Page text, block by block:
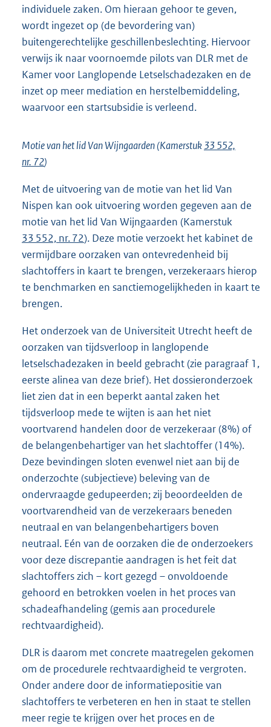
individuele zaken. Om hieraan gehoor te geven,
wordt ingezet op (de bevordering van)
buitengerechtelijke geschillenbeslechting. Hiervoor
verwijs ik naar voornoemde pilots van DLR met de
Kamer voor Langlopende Letselschadezaken en de
inzet op meer mediation en herstelbemiddeling,
waarvoor een startsubsidie is verleend.
Motie van het lid Van Wijngaarden (Kamerstuk33 552,
nr. 72)
Met de uitvoering van de motie van het lid Van
Nispen kan ook uitvoering worden gegeven aan de
motie van het lid Van Wijngaarden (Kamerstuk
33 552, nr. 72). Deze motie verzoekt het kabinet de
vermijdbare oorzaken van ontevredenheid bij
slachtoffers in kaart te brengen, verzekeraars hierop
te benchmarken en sanctiemogelijkheden in kaart te
brengen.
Het onderzoek van de Universiteit Utrecht heeft de
oorzaken van tijdsverloop in langlopende
letselschadezaken in beeld gebracht (zie paragraaf 1,
eerste alinea van deze brief). Het dossieronderzoek
liet zien dat in een beperkt aantal zaken het
tijdsverloop mede te wijten is aan het niet
voortvarend handelen door de verzekeraar (8%) of
de belangenbehartiger van het slachtoffer (14%).
Deze bevindingen sloten evenwel niet aan bij de
onderzochte (subjectieve) beleving van de
ondervraagde gedupeerden; zij beoordeelden de
voortvarendheid van de verzekeraars beneden
neutraal en van belangenbehartigers boven
neutraal. Eén van de oorzaken die de onderzoekers
voor deze discrepantie aandragen is het feit dat
slachtoffers zich – kort gezegd – onvoldoende
gehoord en betrokken voelen in het proces van
schadeafhandeling (gemis aan procedurele
rechtvaardigheid).
DLR is daarom met concrete maatregelen gekomen
om de procedurele rechtvaardigheid te vergroten.
Onder andere door de informatiepositie van
slachtoffers te verbeteren en hen in staat te stellen
meer regie te krijgen over het proces en de